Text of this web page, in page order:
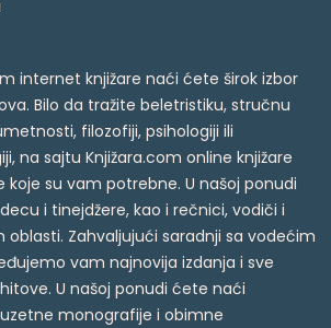
internet knjižare naći ćete širok izbor
Bilo da tražite beletristiku, stručnu
filozofiji, psihologiji ili
na sajtu Knjižara.com online knjižare
koje su vam potrebne. U našoj ponudi
i tinejdžere, kao i rečnici, vodiči i
oblasti. Zahvaljujući saradnji sa vodećim
vam najnovija izdanja i sve
U našoj ponudi ćete naći
monografije i obimne